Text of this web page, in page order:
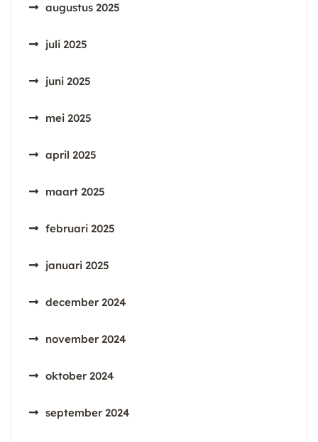
augustus 2025
juli 2025
juni 2025
mei 2025
april 2025
maart 2025
februari 2025
januari 2025
december 2024
november 2024
oktober 2024
september 2024